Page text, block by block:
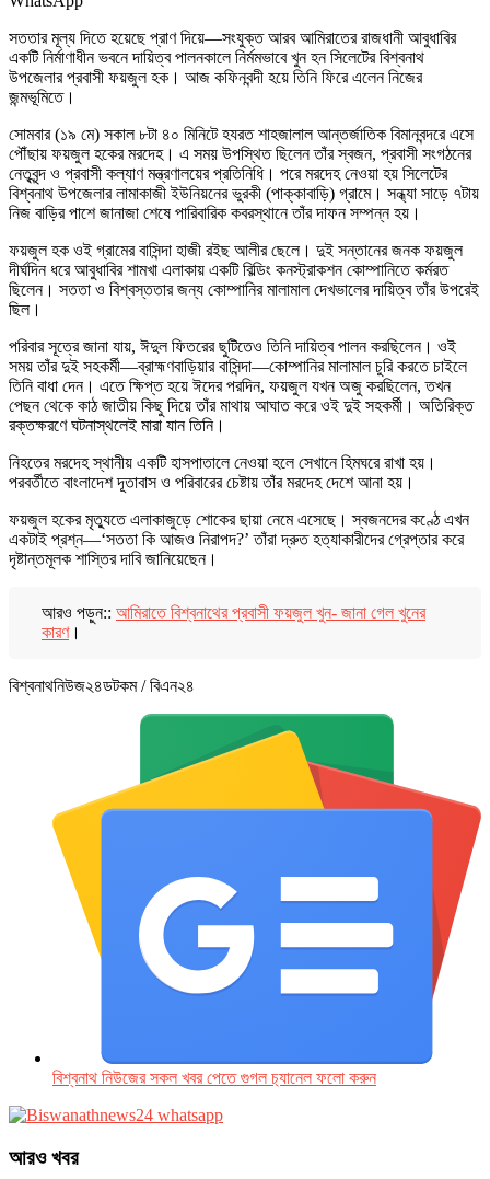
সততার মূল্য দিতে হয়েছে প্রাণ দিয়ে—সংযুক্ত আরব আমিরাতের রাজধানী আবুধাবির
একটি নির্মাণাধীন ভবনে দায়িত্ব পালনকালে নির্মমভাবে খুন হন সিলেটের বিশ্বনাথ
উপজেলার প্রবাসী ফয়জুল হক। আজ কফিনবন্দী হয়ে তিনি ফিরে এলেন নিজের
জন্মভূমিতে।
সোমবার (১৯ মে) সকাল ৮টা ৪০ মিনিটে হযরত শাহজালাল আন্তর্জাতিক বিমানবন্দরে এসে
পৌঁছায় ফয়জুল হকের মরদেহ। এ সময় উপস্থিত ছিলেন তাঁর স্বজন, প্রবাসী সংগঠনের
নেতৃবৃন্দ ও প্রবাসী কল্যাণ মন্ত্রণালয়ের প্রতিনিধি। পরে মরদেহ নেওয়া হয় সিলেটের
বিশ্বনাথ উপজেলার লামাকাজী ইউনিয়নের ভুরকী (পাক্কাবাড়ি) গ্রামে। সন্ধ্যা সাড়ে ৭টায়
নিজ বাড়ির পাশে জানাজা শেষে পারিবারিক কবরস্থানে তাঁর দাফন সম্পন্ন হয়।
ফয়জুল হক ওই গ্রামের বাসিন্দা হাজী রইছ আলীর ছেলে। দুই সন্তানের জনক ফয়জুল
দীর্ঘদিন ধরে আবুধাবির শামখা এলাকায় একটি বিল্ডিং কনস্ট্রাকশন কোম্পানিতে কর্মরত
ছিলেন। সততা ও বিশ্বস্ততার জন্য কোম্পানির মালামাল দেখভালের দায়িত্ব তাঁর উপরেই
ছিল।
পরিবার সূত্রে জানা যায়, ঈদুল ফিতরের ছুটিতেও তিনি দায়িত্ব পালন করছিলেন। ওই
সময় তাঁর দুই সহকর্মী—ব্রাহ্মণবাড়িয়ার বাসিন্দা—কোম্পানির মালামাল চুরি করতে চাইলে
তিনি বাধা দেন। এতে ক্ষিপ্ত হয়ে ঈদের পরদিন, ফয়জুল যখন অজু করছিলেন, তখন
পেছন থেকে কাঠ জাতীয় কিছু দিয়ে তাঁর মাথায় আঘাত করে ওই দুই সহকর্মী। অতিরিক্ত
রক্তক্ষরণে ঘটনাস্থলেই মারা যান তিনি।
নিহতের মরদেহ স্থানীয় একটি হাসপাতালে নেওয়া হলে সেখানে হিমঘরে রাখা হয়।
পরবর্তীতে বাংলাদেশ দূতাবাস ও পরিবারের চেষ্টায় তাঁর মরদেহ দেশে আনা হয়।
ফয়জুল হকের মৃত্যুতে এলাকাজুড়ে শোকের ছায়া নেমে এসেছে। স্বজনদের কণ্ঠে এখন
একটাই প্রশ্ন—‘সততা কি আজও নিরাপদ?’ তাঁরা দ্রুত হত্যাকারীদের গ্রেপ্তার করে
দৃষ্টান্তমূলক শাস্তির দাবি জানিয়েছেন।
আরও পড়ুন:: আমিরাতে বিশ্বনাথের প্রবাসী ফয়জুল খুন- জানা গেল খুনের
কারণ।
বিশ্বনাথনিউজ২৪ডটকম / বিএন২৪
বিশ্বনাথ নিউজের সকল খবর পেতে গুগল চ‌্যানেল ফলো করুন
আরও খবর